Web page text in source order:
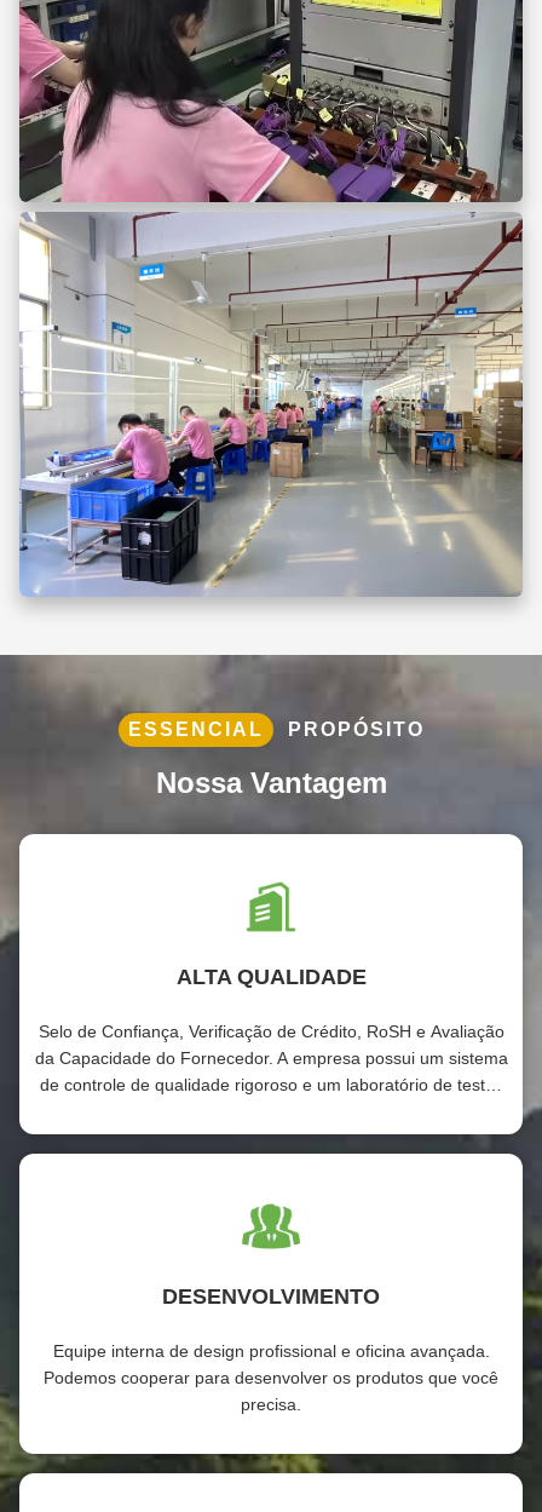
ESSENCIAL PROPÓSITO
Nossa Vantagem
ALTA QUALIDADE
Selo de Confiança, Verificação de Crédito, RoSH e Avaliação
da Capacidade do Fornecedor. A empresa possui um sistema
de controle de qualidade rigoroso e um laboratório de testes
DESENVOLVIMENTO
Equipe interna de design profissional e oficina avançada.
Podemos cooperar para desenvolver os produtos que você
precisa.